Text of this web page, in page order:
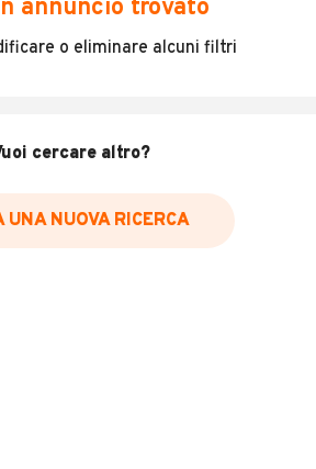
stato coinvolto il veicolo
revisioni effettuate
targa per verificare la disponibilità
annuncio trovato
o eliminare alcuni filtri
cercare altro?
UNA NUOVA RICERCA